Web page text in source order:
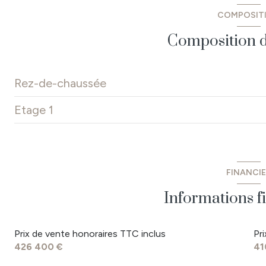
Composition
Rez-de-chaussée
entrée
Préau
chaufferie
Etage 1
chambre
Informations
Prix de vente honoraires TTC inclus
426 400 €